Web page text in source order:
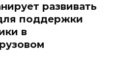
развивать
поддержки
в